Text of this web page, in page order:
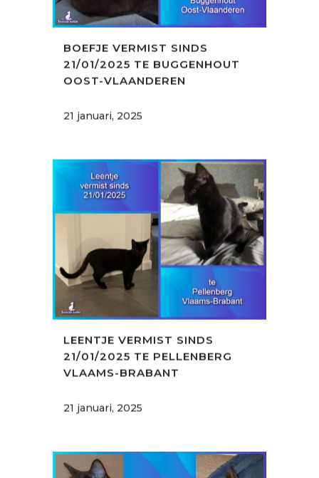
BOEFJE VERMIST SINDS
21/01/2025 TE BUGGENHOUT
OOST-VLAANDEREN
21 januari, 2025
LEENTJE VERMIST SINDS
21/01/2025 TE PELLENBERG
VLAAMS-BRABANT
21 januari, 2025